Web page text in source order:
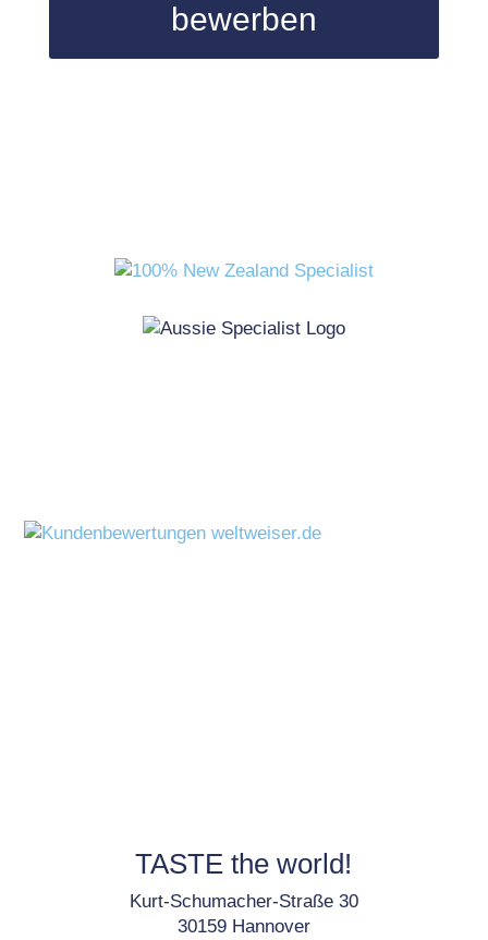
bewerben
TASTE the world!
Kurt-Schumacher-Straße 30
30159 Hannover